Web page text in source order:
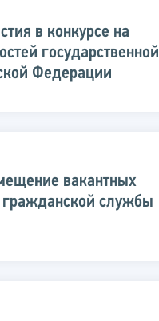
в конкурсе на
государственной
Федерации
вакантных
гражданской службы